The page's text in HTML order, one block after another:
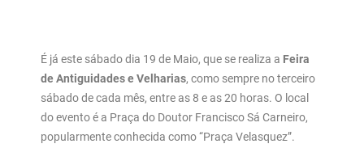
É já este sábado dia 19 de Maio, que se realiza a Feira
de Antiguidades e Velharias, como sempre no terceiro
sábado de cada mês, entre as 8 e as 20 horas. O local
do evento é a Praça do Doutor Francisco Sá Carneiro,
popularmente conhecida como “Praça Velasquez”.